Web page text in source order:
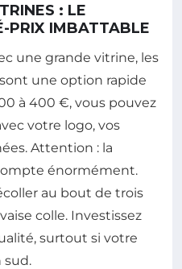
: LE
PRIX IMBATTABLE
une grande vitrine, les
sont une option rapide
à 400 €, vous pouvez
votre logo, vos
Attention : la
énormément.
au bout de trois
colle. Investissez
surtout si votre
sud.